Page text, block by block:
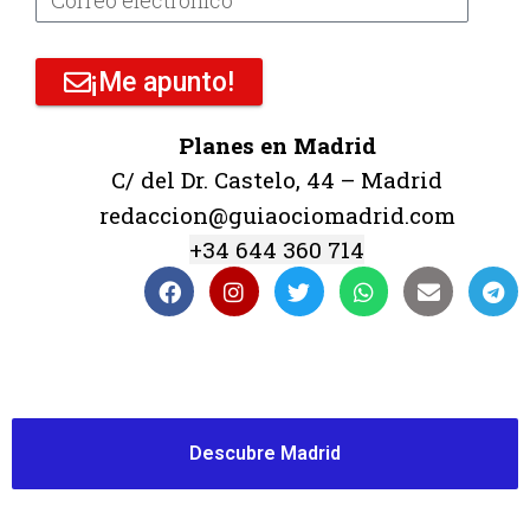
¡Me apunto!
Planes en Madrid
C/ del Dr. Castelo, 44 – Madrid
redaccion@guiaociomadrid.com
+34 644 360 714
Descubre Madrid